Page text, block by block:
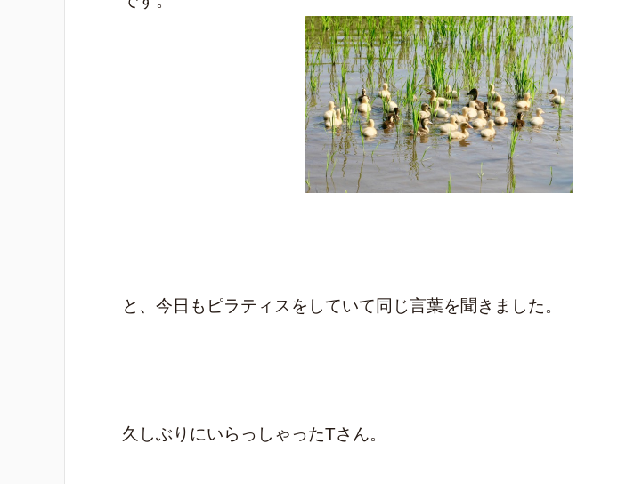
と、今日もピラティスをしていて同じ言葉を聞きました。
久しぶりにいらっしゃったTさん。